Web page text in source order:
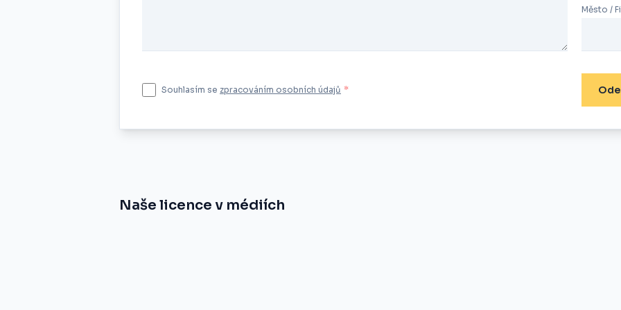
Město /
Souhlasím se zpracováním osobních údajů *
Naše licence v médiích